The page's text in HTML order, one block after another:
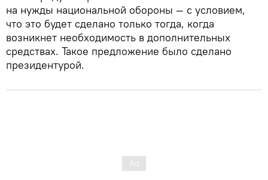
на нужды национальной обороны — с условием,
что это будет сделано только тогда, когда
возникнет необходимость в дополнительных
средствах. Такое предложение было сделано
президентурой.